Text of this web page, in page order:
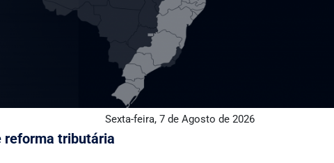
Sexta-feira, 7 de Agosto de 2026
reforma tributária